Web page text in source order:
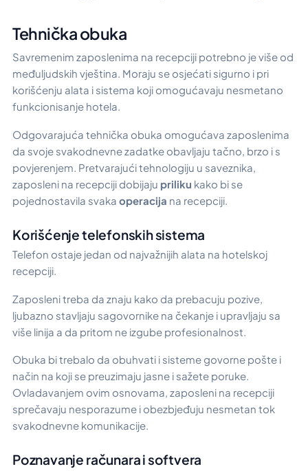
Tehnička obuka
Savremenim zaposlenima na recepciji potrebno je više od
međuljudskih vještina. Moraju se osjećati sigurno i pri
korišćenju alata i sistema koji omogućavaju nesmetano
funkcionisanje hotela.
Odgovarajuća tehnička obuka omogućava zaposlenima
da svoje svakodnevne zadatke obavljaju tačno, brzo i s
povjerenjem. Pretvarajući tehnologiju u saveznika,
zaposleni na recepciji dobijaju priliku kako bi se
pojednostavila svaka operacija na recepciji.
Korišćenje telefonskih sistema
Telefon ostaje jedan od najvažnijih alata na hotelskoj
recepciji.
Zaposleni treba da znaju kako da prebacuju pozive,
ljubazno stavljaju sagovornike na čekanje i upravljaju sa
više linija a da pritom ne izgube profesionalnost.
Obuka bi trebalo da obuhvati i sisteme govorne pošte i
način na koji se preuzimaju jasne i sažete poruke.
Ovladavanjem ovim osnovama, zaposleni na recepciji
sprečavaju nesporazume i obezbjeđuju nesmetan tok
svakodnevne komunikacije.
Poznavanje računara i softvera